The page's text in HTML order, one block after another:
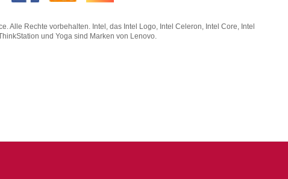
Alle Rechte vorbehalten. Intel, das Intel Logo, Intel Celeron, Intel Core, Intel
und Yoga sind Marken von Lenovo.